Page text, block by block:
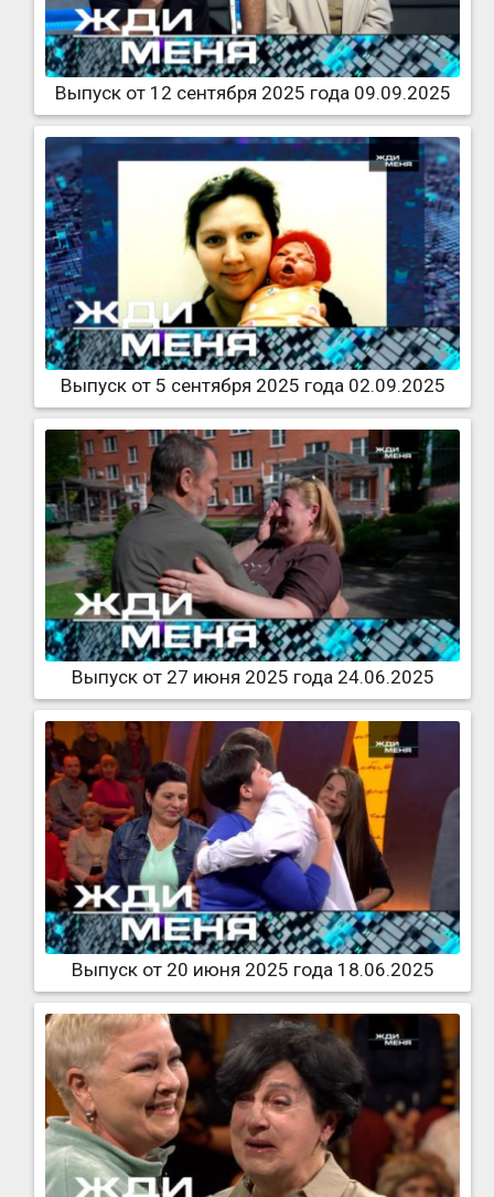
Выпуск от 12 сентября 2025 года 09.09.2025
Выпуск от 5 сентября 2025 года 02.09.2025
Выпуск от 27 июня 2025 года 24.06.2025
Выпуск от 20 июня 2025 года 18.06.2025